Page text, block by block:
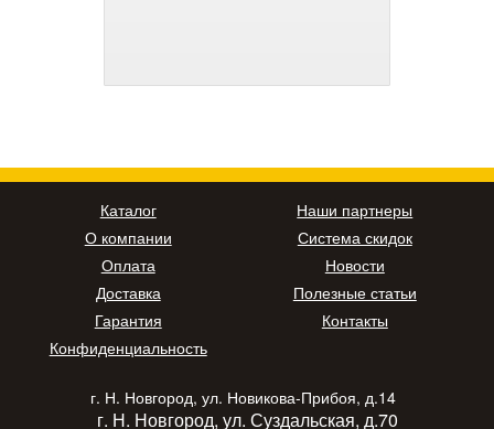
Каталог
О компании
Оплата
Доставка
Гарантия
Конфиденциальность
Наши партнеры
Система скидок
Новости
Полезные статьи
Контакты
г. Н. Новгород, ул. Новикова-Прибоя, д.14
г. Н. Новгород, ул. Суздальская, д.70